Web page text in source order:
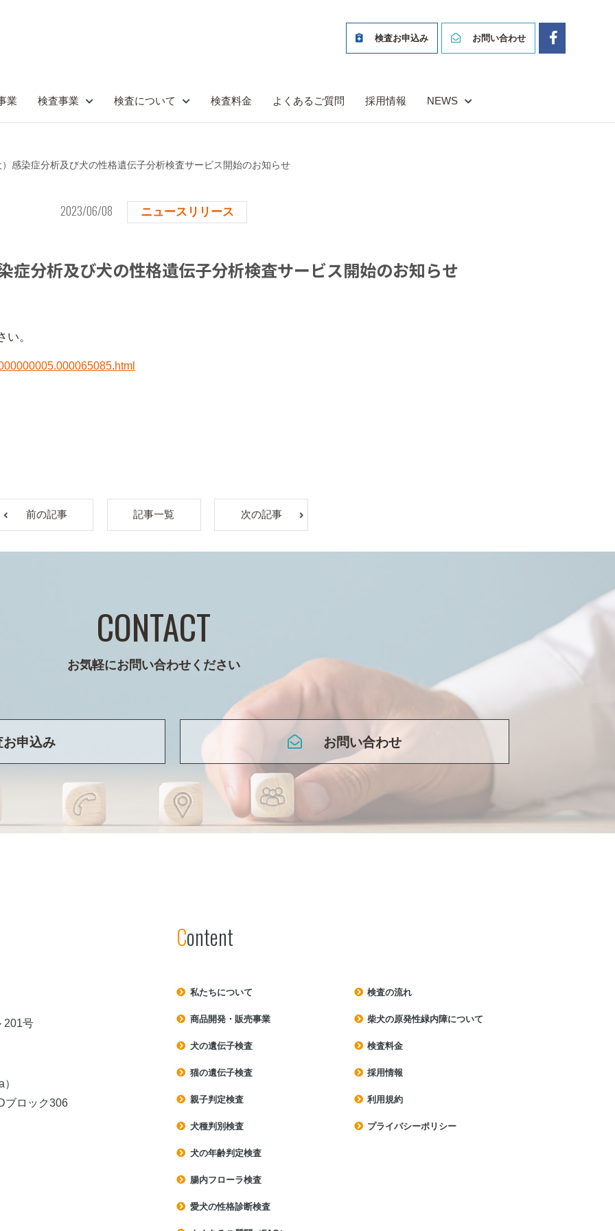
検査お申込み お問い合わせ
業 検査事業 検査について 検査料金 よくあるご質問 採用情報 NEWS
感染症分析及び犬の性格遺伝子分析検査サービス開始のお知らせ
2023/06/08 ニュースリリース
症分析及び犬の性格遺伝子分析検査サービス開始のお知らせ
。
前の記事 記事一覧 次の記事
CONTACT
お気軽にお問い合わせください
お申込み お問い合わせ
201号
ブロック306
Content
私たちについて
商品開発・販売事業
犬の遺伝子検査
猫の遺伝子検査
親子判定検査
犬種判別検査
犬の年齢判定検査
腸内フローラ検査
愛犬の性格診断検査
検査の流れ
柴犬の原発性緑内障について
検査料⾦
採用情報
利⽤規約
プライバシーポリシー